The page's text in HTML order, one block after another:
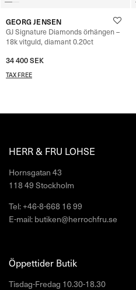
GEORG JENSEN
GJ Signature Diamonds örhängen –
18k vitguld, diamant 0.20ct
34 400SEK
TAX FREE
HERR & FRU LOHSE
Hornsgatan 43
118 49 Stockholm
Tel: +46-8-668 16 99
E-mail: butiken@herrochfru.se
Öppettider Butik
Tisdag-Fredag 10.30-18.30